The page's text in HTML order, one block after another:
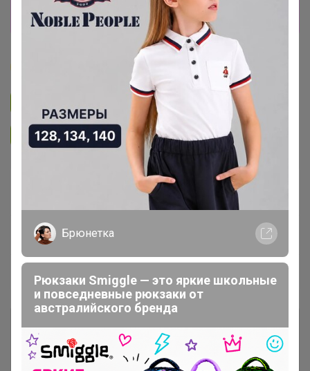
Перейти к текущей закупке
1.5K
Подписаться на организатора 2.6K
Собрано
Ожидание ~ 14 дней
Пристрой
Комментарии к лотам
Отзывы участников 9.8K
Брюнетка
Рюкзаки Smiggle — это яркие школьные
и повседневные рюкзаки от
австралийского бренда